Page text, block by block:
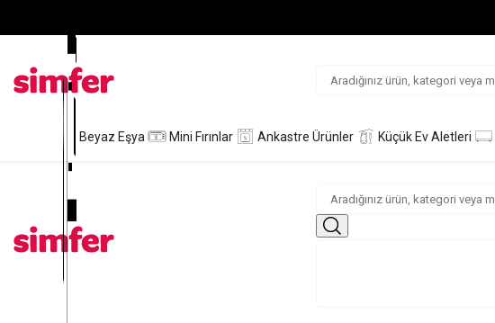
Beyaz Eşya Mini Fırınlar Ankastre Ürünler Küçük Ev Aletleri